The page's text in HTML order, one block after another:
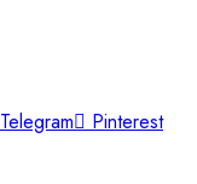
Telegram
Pinterest